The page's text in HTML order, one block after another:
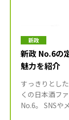
新政
新政 No.6の
魅力を紹介
すっきりとし
くの日本酒フ
No.6。 SNSや